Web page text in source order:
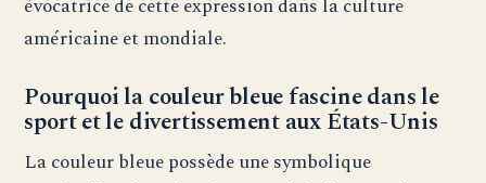
évocatrice de cette expression dans la culture
américaine et mondiale.
Pourquoi la couleur bleue fascine dans le
sport et le divertissement aux États-Unis
La couleur bleue possède une symbolique